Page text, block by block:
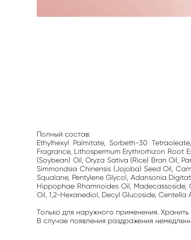
Полный состав:
Ethylhexyl Palmitate, Sorbeth-30
Fragrance, Lithospermum Erythrorhizon Root
(Soybean) Oil, Oryza Sativa (Rice) Bran Oil,
Simmondsia Chinensis (Jojoba) Seed Oil,
Squalane, Pentylene Glycol, Adansonia
Hippophae Rhamnoides Oil, Madecassoside,
Oil, 1,2-Hexanediol, Decyl Glucoside,
Только для наружного применения. Хранить
В случае появления раздражения